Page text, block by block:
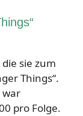
sie zum
Things“.
war
pro Folge.